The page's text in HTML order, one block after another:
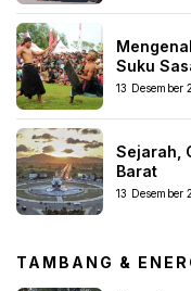
Suku
13 Desember
Sejarah,
Barat
13 Desember
TAMBANG &